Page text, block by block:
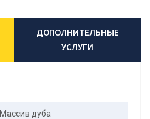
ДОПОЛНИТЕЛЬНЫЕ
УСЛУГИ
Массив дуба